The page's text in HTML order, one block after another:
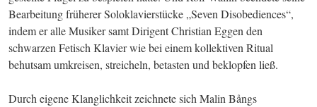
Bearbeitung früherer Soloklavierstücke „Seven Disobediences“,
indem er alle Musiker samt Dirigent Christian Eggen den
schwarzen Fetisch Klavier wie bei einem kollektiven Ritual
behutsam umkreisen, streicheln, betasten und beklopfen ließ.
Durch eigene Klanglichkeit zeichnete sich Malin Bångs